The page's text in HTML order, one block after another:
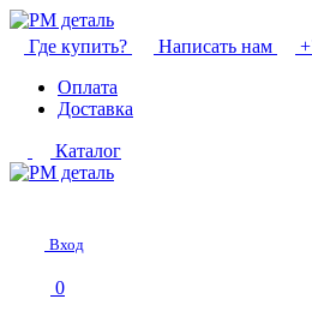
Где купить? Написать нам
Оплата
Доставка
Каталог
Вход
0